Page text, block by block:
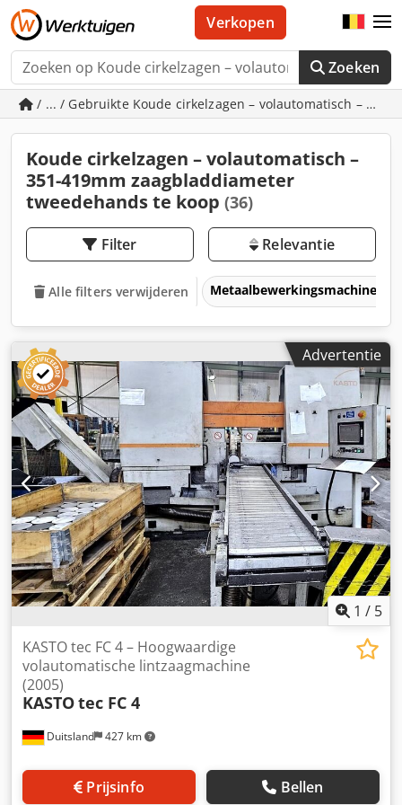
Zoeken
Verkopen
/ ... / Gebruikte Koude cirkelzagen – volautomatisch –
Koude cirkelzagen – volautomatisch –
351-419mm zaagbladdiameter
tweedehands te koop (36)
Filter Relevantie
Alle filters verwijderen Metaalbewerkingsmachines
Advertentie
1 / 5
Duitsland 427 km
KASTO tec FC 4 – Hoogwaardige
volautomatische lintzaagmachine
(2005)
KASTOtec FC 4
Prijsinfo Bellen